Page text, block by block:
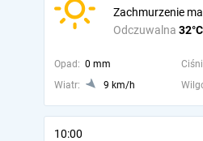
Odczuwalna 32°C
Zachmurzenie
Opad: 0 mm
Wiatr:
9 km/h
10:00